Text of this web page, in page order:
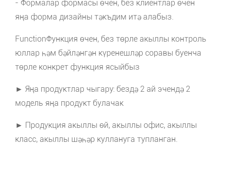
- Формалар формасы өчен, без клиентлар өчен
яңа форма дизайны тәкъдим итә алабыз.
FunctionФункция өчен, без төрле акыллы контроль
юллар һәм бәйләнгән күренешләр соравы буенча
төрле конкрет функция ясыйбыз
► Яңа продуктлар чыгару: бездә 2 ай эчендә 2
модель яңа продукт булачак
► Продукция акыллы өй, акыллы офис, акыллы
класс, акыллы шәһәр куллануга тупланган.